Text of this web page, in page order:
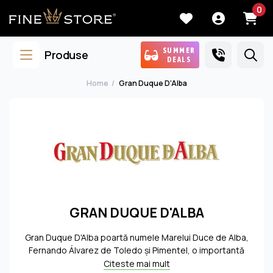
0
Produse
SUMMER
DEALS
Home Gran Duque D'Alba
GRAN DUQUE D'ALBA
Gran Duque D'Alba poartă numele Marelui Duce de Alba,
Fernando Álvarez de Toledo și Pimentel, o importantă
figură istorică și cel care a adus un prestigiu important
Citeste mai mult